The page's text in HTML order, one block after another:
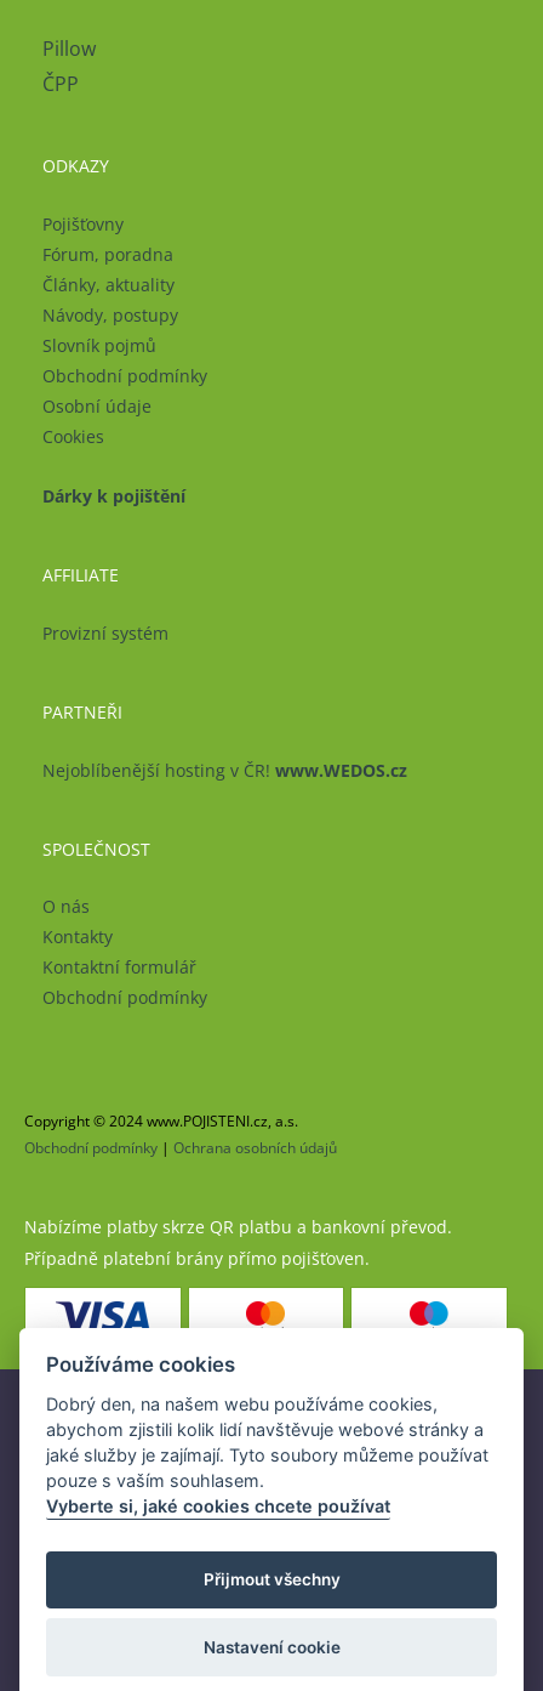
Pillow
ČPP
ODKAZY
Pojišťovny
Fórum, poradna
Články, aktuality
Návody, postupy
Slovník pojmů
Obchodní podmínky
Osobní údaje
Cookies
Dárky k pojištění
AFFILIATE
Provizní systém
PARTNEŘI
Nejoblíbenější hosting v ČR! www.WEDOS.cz
SPOLEČNOST
O nás
Kontakty
Kontaktní formulář
Obchodní podmínky
Copyright © 2024 www.POJISTENI.cz, a.s.
Obchodní podmínky | Ochrana osobních údajů
Nabízíme platby skrze QR platbu a bankovní převod.
Případně platební brány přímo pojišťoven.
Pojistné produkty jsou nabízeny společností
www.POJISTENI.cz, a.s. na základě platné licence České
národní banky (ČNB).
Licence ČNB umožňuje www.POJISTENI.cz, a.s. poskytovat
v ČR.
Používáme cookies
Dobrý den, na našem webu používáme cookies,
abychom zjistili kolik lidí navštěvuje webové stránky a
jaké služby je zajímají. Tyto soubory můžeme používat
pouze s vaším souhlasem.
Vyberte si, jaké cookies chcete používat
Přijmout všechny
Nastavení cookie